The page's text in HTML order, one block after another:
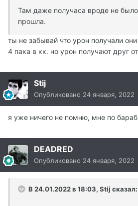
Там даже получаса вроде не
прошла.
ты не забывай что урон получали
4 пака в кк. но урон получают друг
Stij
Опубликовано 24 января, 2022
я уже ничего не помню, мне по
DEADRED
Опубликовано 24 января, 2022
В 24.01.2022 в 18:03, Stij сказал: